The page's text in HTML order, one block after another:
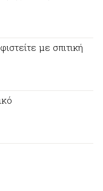
με σπιτική